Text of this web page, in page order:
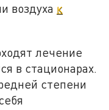
воздуха к
лечение
в стационарах.
степени